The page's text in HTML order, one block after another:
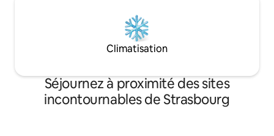
Climatisation
Séjournez à proximité des sites
incontournables de Strasbourg